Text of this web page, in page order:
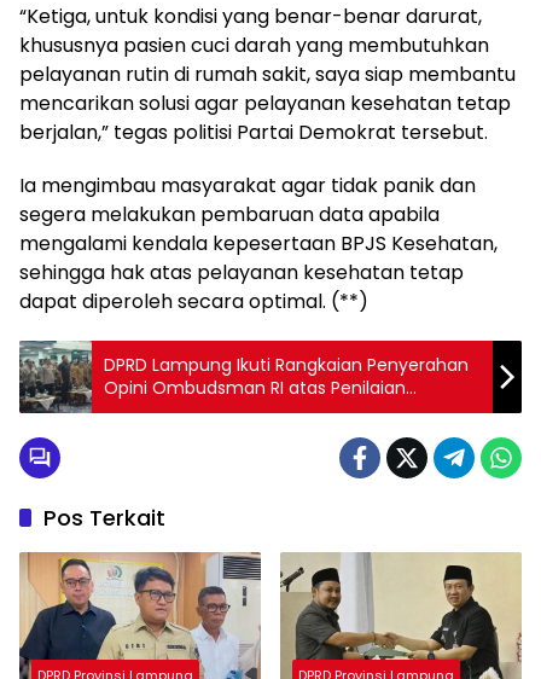
“Ketiga, untuk kondisi yang benar-benar darurat,
khususnya pasien cuci darah yang membutuhkan
pelayanan rutin di rumah sakit, saya siap membantu
mencarikan solusi agar pelayanan kesehatan tetap
berjalan,” tegas politisi Partai Demokrat tersebut.
Ia mengimbau masyarakat agar tidak panik dan
segera melakukan pembaruan data apabila
mengalami kendala kepesertaan BPJS Kesehatan,
sehingga hak atas pelayanan kesehatan tetap
dapat diperoleh secara optimal. (**)
DPRD Lampung Ikuti Rangkaian Penyerahan
Opini Ombudsman RI atas Penilaian
Maladministrasi Pelayanan Publik
Pos Terkait
DPRD Provinsi Lampung DPRD Provinsi Lampung